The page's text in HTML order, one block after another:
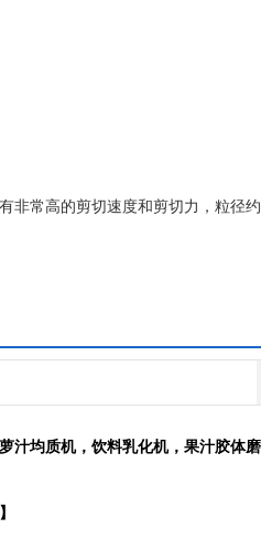
非常高的剪切速度和剪切力，粒
汁均质机，饮料乳化机，果汁胶体